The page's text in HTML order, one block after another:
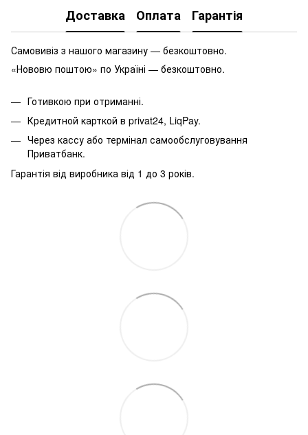
Доставка Оплата Гарантія
Самовивіз з нашого магазину — безкоштовно.
«Нововю поштою» по Україні — безкоштовно.
Готивкою при отриманні.
Кредитной карткой в privat24, LiqPay.
Через кассу або термінал самообслуговування
Приватбанк.
Гарантія від виробника від 1 до 3 років.